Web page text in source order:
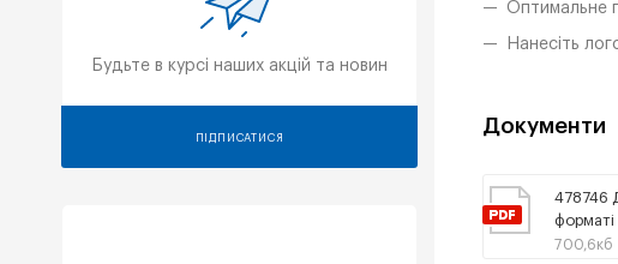
Оптимальне
Нанесіть
Документи
478746
форматі
700,6кб
Будьте в курсі наших акцій та новин
ПІДПИСАТИСЯ